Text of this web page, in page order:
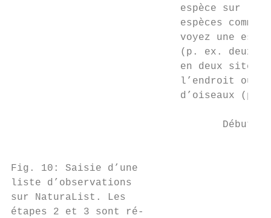
espèce sur le
espèces
voyez une
(p. ex. deux
en deux sites
l’endroit où
d’oiseaux (p.
Début
Fig. 10: Saisie d’une
liste d’observations
sur NaturaList. Les
étapes 2 et 3 sont ré-